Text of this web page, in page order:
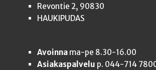
Revontie 2, 90830
HAUKIPUDAS
Avoinnama-pe 8.30-16.00
Asiakaspalvelu p. 044-714